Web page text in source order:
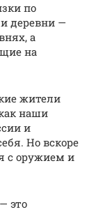
по
деревни —
а
на
жители
наши
и
Но вскоре
с оружием и
это